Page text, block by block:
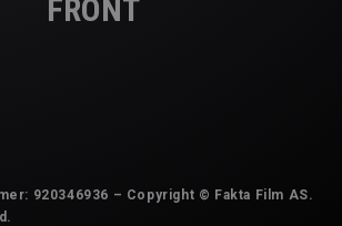
FRONT
920346936 – Copyright © Fakta Film AS.